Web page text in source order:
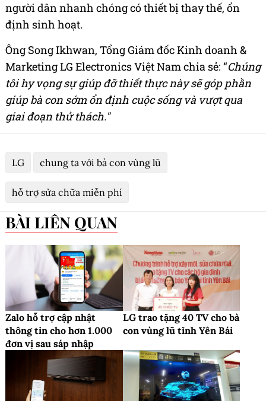
người dân nhanh chóng có thiết bị thay thế, ổn
định sinh hoạt.
Ông Song Ikhwan, Tổng Giám đốc Kinh doanh &
Marketing LG Electronics Việt Nam chia sẻ: “Chúng
tôi hy vọng sự giúp đỡ thiết thực này sẽ góp phần
giúp bà con sớm ổn định cuộc sống và vượt qua
giai đoạn thử thách."
LG chung ta với bà con vùng lũ
hỗ trợ sửa chữa miễn phí
BÀI LIÊN QUAN
Zalo hỗ trợ cập nhật
thông tin cho hơn 1.000
đơn vị sau sáp nhập
LG trao tặng 40 TV cho bà
con vùng lũ tỉnh Yên Bái